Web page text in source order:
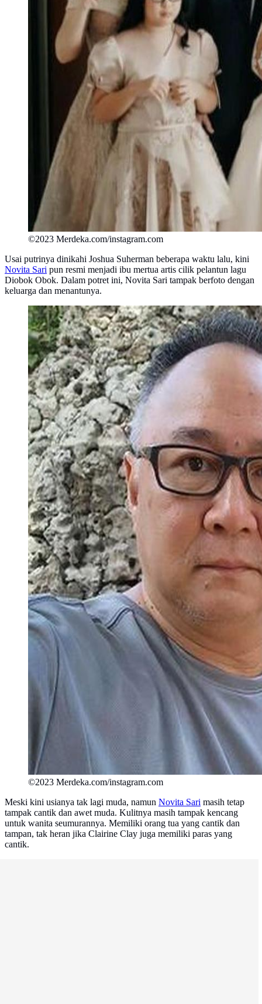
©2023 Merdeka.com/instagram.com
Usai putrinya dinikahi Joshua Suherman beberapa waktu lalu, kini
Novita Sari pun resmi menjadi ibu mertua artis cilik pelantun lagu
Diobok Obok. Dalam potret ini, Novita Sari tampak berfoto dengan
keluarga dan menantunya.
©2023 Merdeka.com/instagram.com
Meski kini usianya tak lagi muda, namun Novita Sari masih tetap
tampak cantik dan awet muda. Kulitnya masih tampak kencang
untuk wanita seumurannya. Memiliki orang tua yang cantik dan
tampan, tak heran jika Clairine Clay juga memiliki paras yang
cantik.